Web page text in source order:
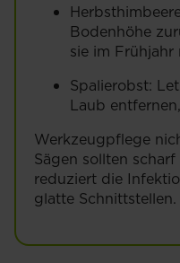
Bodenhöhe
sie im Frühjahr
Spalierobst:
Laub
Werkzeugpflege
Sägen sollten
reduziert die
glatte Schnittstellen.